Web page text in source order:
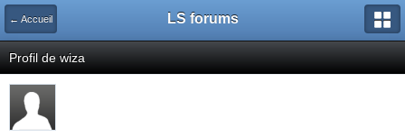
← Accueil LS forums
Profil de wiza